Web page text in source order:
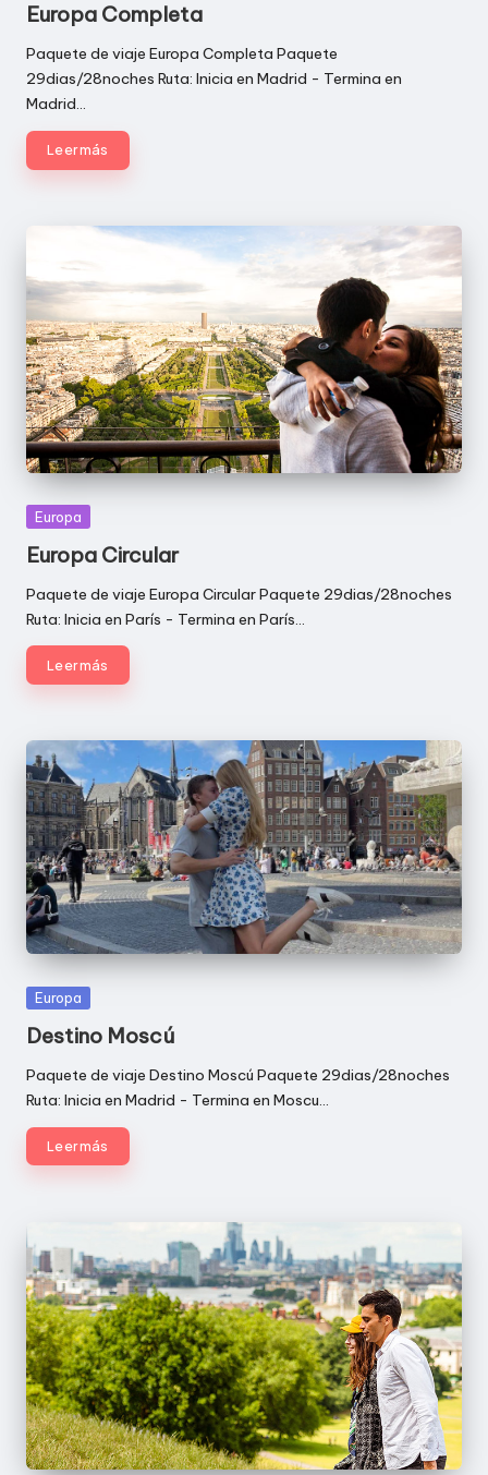
Europa Completa
Paquete de viaje Europa Completa Paquete
29dias/28noches Ruta: Inicia en Madrid - Termina en
Madrid…
Leer más
Publicada
Europa
Europa Circular
Paquete de viaje Europa Circular Paquete 29dias/28noches
Ruta: Inicia en París - Termina en París…
Leer más
Publicada
Europa
Destino Moscú
Paquete de viaje Destino Moscú Paquete 29dias/28noches
Ruta: Inicia en Madrid - Termina en Moscu…
Leer más